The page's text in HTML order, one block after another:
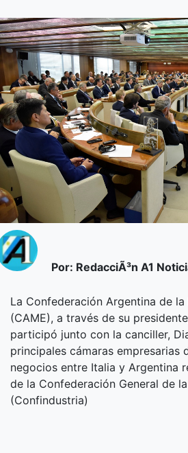
Por: RedacciÃ³n A1
La Confederación Argentina de la
(CAME), a través de su
participó junto con la canciller,
principales cámaras empresarias
negocios entre Italia y Argentina
de la Confederación General de
(Confindustria)